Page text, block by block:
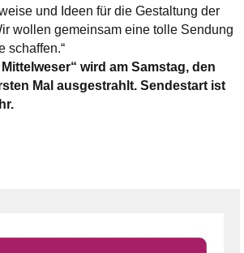
und Ideen für die Gestaltung der
wollen gemeinsam eine tolle Sendung
schaffen.“
wird am Samstag, den
Mal ausgestrahlt. Sendestart ist